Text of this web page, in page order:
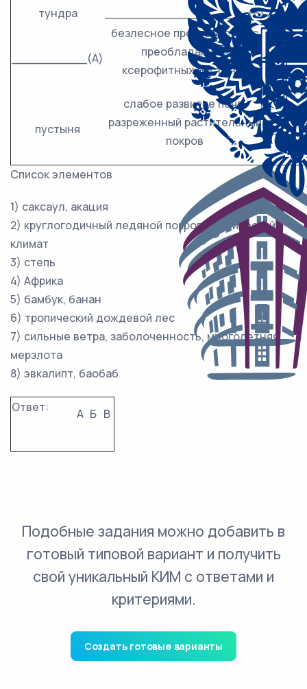
тундра
___________________(Б)
__________(А)
безлесное пространство с
преобладанием
ксерофитных растений
пустыня
слабое развитие почв,
разреженный растительный
покров
Список элементов
1) саксаул, акация
2) круглогодичный ледяной покров, арктический
климат
3) степь
4) Африка
5) бамбук, банан
6) тропический дождевой лес
7) сильные ветра, заболоченность, многолетняя
мерзлота
8) эвкалипт, баобаб
Ответ: А Б В
Подобные задания можно добавить в
готовый типовой вариант и получить
свой уникальный КИМ с ответами и
критериями.
Создать готовые варианты